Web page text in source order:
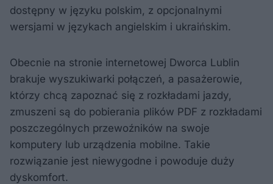
dostępny w języku polskim, z opcjonalnymi
wersjami w językach angielskim i ukraińskim.
Obecnie na stronie internetowej Dworca Lublin
brakuje wyszukiwarki połączeń, a pasażerowie,
którzy chcą zapoznać się z rozkładami jazdy,
zmuszeni są do pobierania plików PDF z rozkładami
poszczególnych przewoźników na swoje
komputery lub urządzenia mobilne. Takie
rozwiązanie jest niewygodne i powoduje duży
dyskomfort.